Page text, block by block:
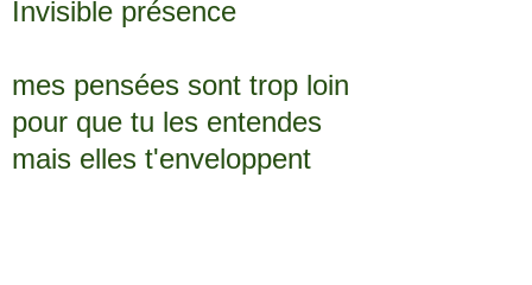
Invisible présence
mes pensées sont trop loin
pour que tu les entendes
mais elles t'enveloppent